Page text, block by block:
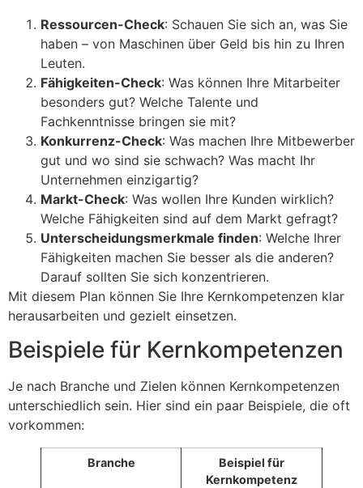
Ressourcen-Check: Schauen Sie sich an, was Sie
haben – von Maschinen über Geld bis hin zu Ihren
Leuten.
Fähigkeiten-Check: Was können Ihre Mitarbeiter
besonders gut? Welche Talente und
Fachkenntnisse bringen sie mit?
Konkurrenz-Check: Was machen Ihre Mitbewerber
gut und wo sind sie schwach? Was macht Ihr
Unternehmen einzigartig?
Markt-Check: Was wollen Ihre Kunden wirklich?
Welche Fähigkeiten sind auf dem Markt gefragt?
Unterscheidungsmerkmale finden: Welche Ihrer
Fähigkeiten machen Sie besser als die anderen?
Darauf sollten Sie sich konzentrieren.
Mit diesem Plan können Sie Ihre Kernkompetenzen klar
herausarbeiten und gezielt einsetzen.
Beispiele für Kernkompetenzen
Je nach Branche und Zielen können Kernkompetenzen
unterschiedlich sein. Hier sind ein paar Beispiele, die oft
vorkommen:
Branche
Beispiel für
Kernkompetenz